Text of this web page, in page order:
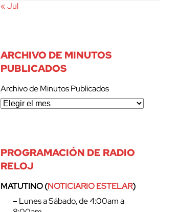
« Jul
ARCHIVO DE MINUTOS
PUBLICADOS
Archivo de Minutos Publicados
PROGRAMACIÓN DE RADIO
RELOJ
MATUTINO (NOTICIARIO ESTELAR)
– Lunes a Sábado, de 4:00am a